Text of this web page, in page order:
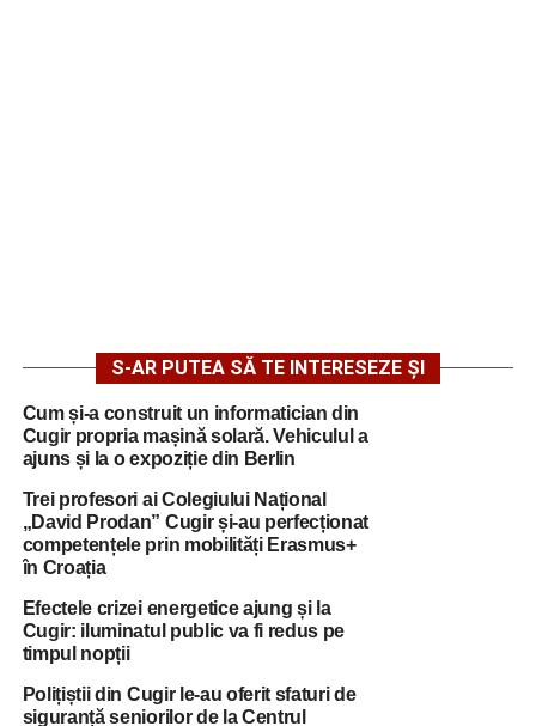
S-AR PUTEA SĂ TE INTERESEZE ȘI
Cum și-a construit un informatician din
Cugir propria mașină solară. Vehiculul a
ajuns și la o expoziție din Berlin
Trei profesori ai Colegiului Național
„David Prodan” Cugir și-au perfecționat
competențele prin mobilități Erasmus+
în Croația
Efectele crizei energetice ajung și la
Cugir: iluminatul public va fi redus pe
timpul nopții
Polițiștii din Cugir le-au oferit sfaturi de
siguranță seniorilor de la Centrul